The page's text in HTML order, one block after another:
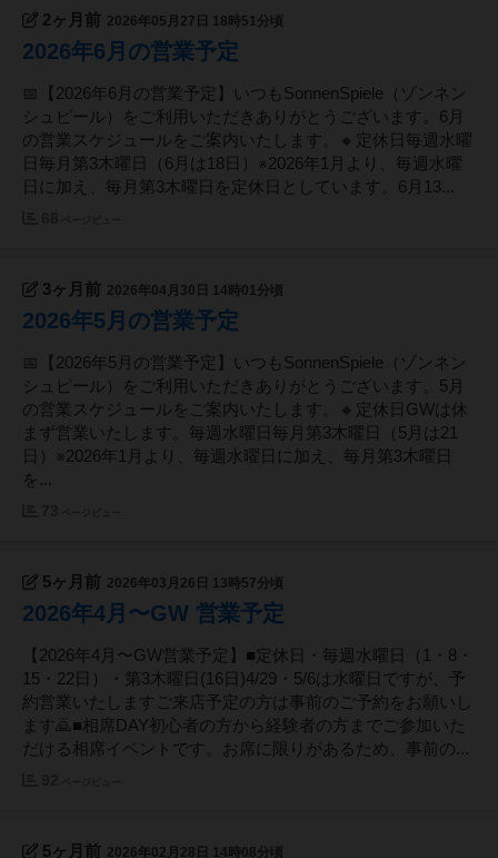
2ヶ月前 2026年05月27日 18時51分頃
2026年6月の営業予定
📅【2026年6月の営業予定】いつもSonnenSpiele（ゾンネン
シュピール）をご利用いただきありがとうございます。6月
の営業スケジュールをご案内いたします。🔸定休日毎週水曜
日毎月第3木曜日（6月は18日）※2026年1月より、毎週水曜
日に加え、毎月第3木曜日を定休日としています。6月13...
3ヶ月前 2026年04月30日 14時01分頃
2026年5月の営業予定
📅【2026年5月の営業予定】いつもSonnenSpiele（ゾンネン
シュピール）をご利用いただきありがとうございます。5月
の営業スケジュールをご案内いたします。🔸定休日GWは休
まず営業いたします。毎週水曜日毎月第3木曜日（5月は21
日）※2026年1月より、毎週水曜日に加え、毎月第3木曜日
を...
5ヶ月前 2026年03月26日 13時57分頃
2026年4月〜GW 営業予定
【2026年4月〜GW営業予定】■定休日・毎週水曜日（1・8・
15・22日）・第3木曜日(16日)4/29・5/6は水曜日ですが、予
約営業いたしますご来店予定の方は事前のご予約をお願いし
ます🙇■相席DAY初心者の方から経験者の方までご参加いた
だける相席イベントです。お席に限りがあるため、事前の...
5ヶ月前 2026年02月28日 14時08分頃